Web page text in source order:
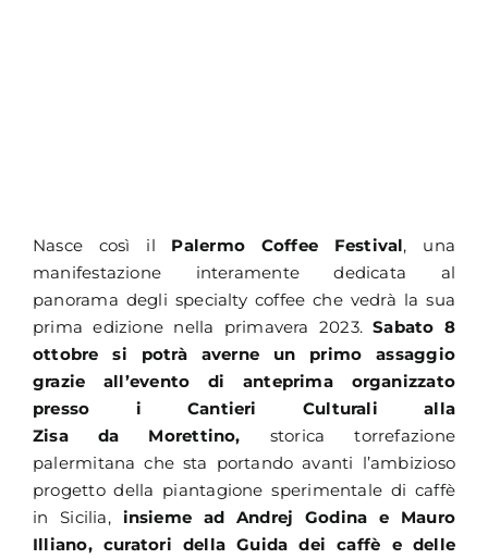
Nasce così il Palermo Coffee Festival, una
manifestazione interamente dedicata al
panorama degli specialty coffee che vedrà la sua
prima edizione nella primavera 2023.Sabato 8
ottobre si potrà averne un primo assaggio
grazie all’evento di anteprima organizzato
presso i Cantieri Culturali alla
Zisa da Morettino, storica torrefazione
palermitana che sta portando avanti l’ambizioso
progetto della piantagione sperimentale di caffè
in Sicilia, insieme ad Andrej Godina e Mauro
Illiano, curatori dellaGuida dei caffè e delle